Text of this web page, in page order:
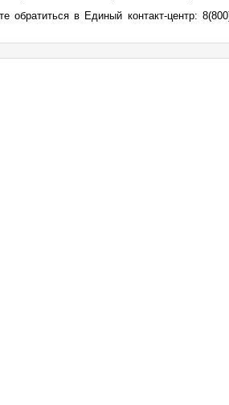
в Единый контакт-центр: